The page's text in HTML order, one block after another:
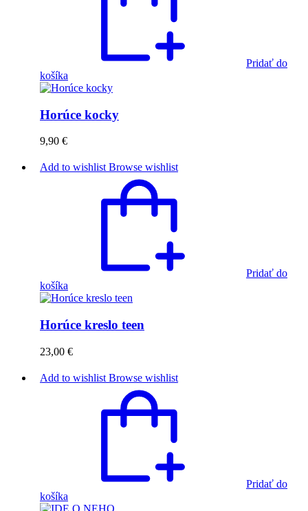
Pridať do
košíka
Horúce kocky
9,90 €
Add to wishlist Browse wishlist
Pridať do
košíka
Horúce kreslo teen
23,00 €
Add to wishlist Browse wishlist
Pridať do
košíka